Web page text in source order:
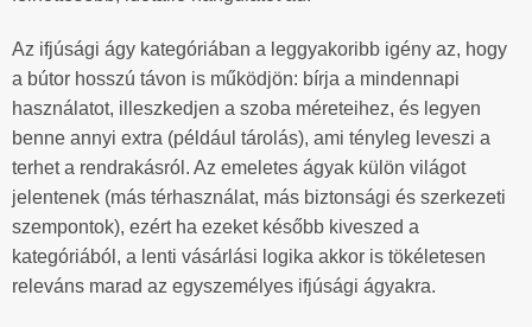
Az ifjúsági ágy kategóriában a leggyakoribb igény az, hogy
a bútor hosszú távon is működjön: bírja a mindennapi
használatot, illeszkedjen a szoba méreteihez, és legyen
benne annyi extra (például tárolás), ami tényleg leveszi a
terhet a rendrakásról. Az emeletes ágyak külön világot
jelentenek (más térhasználat, más biztonsági és szerkezeti
szempontok), ezért ha ezeket később kiveszed a
kategóriából, a lenti vásárlási logika akkor is tökéletesen
releváns marad az egyszemélyes ifjúsági ágyakra.